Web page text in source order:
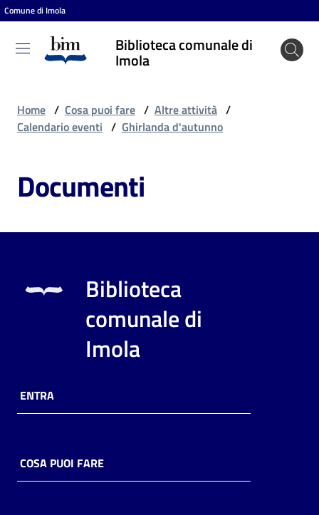
Vai al contenuto
Vai alla navigazione
Vai al footer
Comune di Imola
Biblioteca comunale di
Imola
Biblioteca
comunale
puoi
Risorse
online
Home / Cosa puoi fare / Altre attività /
Calendario eventi / Ghirlanda d'autunno
Documenti
Biblioteca
comunale di
Imola
ENTRA
COSA PUOI FARE